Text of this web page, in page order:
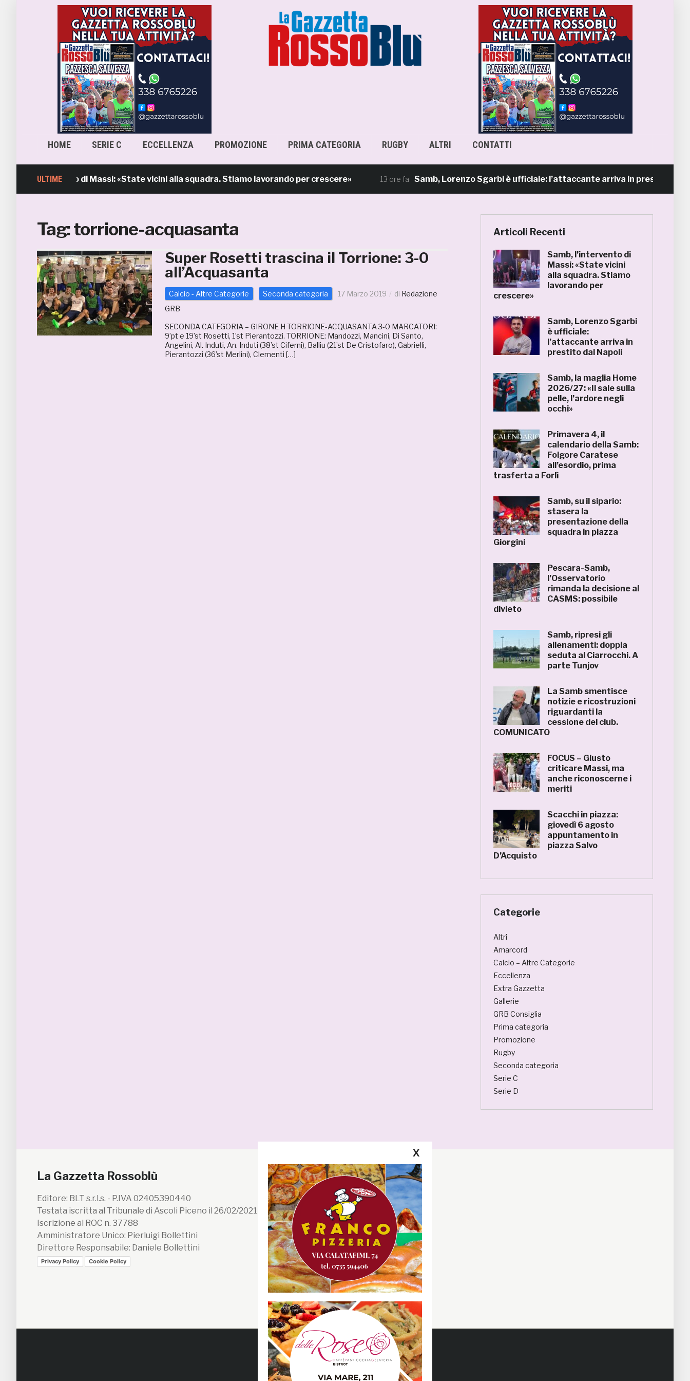
HOME SERIE C ECCELLENZA PROMOZIONE PRIMA CATEGORIA RUGBY ALTRI CONTATTI
ULTIME
l’intervento di Massi: «State vicini alla squadra. Stiamo lavorando per crescere» 13 ore fa Samb, Lorenzo Sgarbi è ufficiale: l’attaccante arriva in prestito dal
Tag:torrione-acquasanta
Super Rosetti trascina il Torrione: 3-0
all’Acquasanta
Calcio - Altre Categorie Seconda categoria 17 Marzo 2019 di Redazione
GRB
SECONDA CATEGORIA – GIRONE H TORRIONE-ACQUASANTA 3-0 MARCATORI:
9’pt e 19’st Rosetti, 1’st Pierantozzi. TORRIONE: Mandozzi, Mancini, Di Santo,
Angelini, Al. Induti, An. Induti (38’st Ciferni), Balliu (21’st De Cristofaro), Gabrielli,
Pierantozzi (36’st Merlini), Clementi […]
Articoli Recenti
Samb, l’intervento di
Massi: «State vicini
alla squadra. Stiamo
lavorando per
crescere»
Samb, Lorenzo Sgarbi
è ufficiale:
l’attaccante arriva in
prestito dal Napoli
Samb, la maglia Home
2026/27: «Il sale sulla
pelle, l’ardore negli
occhi»
Primavera 4, il
calendario della Samb:
Folgore Caratese
all’esordio, prima
trasferta a Forlì
Samb, su il sipario:
stasera la
presentazione della
squadra in piazza
Giorgini
Pescara-Samb,
l’Osservatorio
rimanda la decisione al
CASMS: possibile
divieto
Samb, ripresi gli
allenamenti: doppia
seduta al Ciarrocchi. A
parte Tunjov
La Samb smentisce
notizie e ricostruzioni
riguardanti la
cessione del club.
COMUNICATO
FOCUS – Giusto
criticare Massi, ma
anche riconoscerne i
meriti
Scacchi in piazza:
giovedì 6 agosto
appuntamento in
piazza Salvo
D’Acquisto
Categorie
Altri
Amarcord
Calcio – Altre Categorie
Eccellenza
Extra Gazzetta
Gallerie
GRB Consiglia
Prima categoria
Promozione
Rugby
Seconda categoria
Serie C
Serie D
La Gazzetta Rossoblù
Editore: BLT s.r.l.s. - P.IVA 02405390440
Testata iscritta al Tribunale di Ascoli Piceno il 26/02/2021 n. 199/2021
Iscrizione al ROC n. 37788
Amministratore Unico: Pierluigi Bollettini
Direttore Responsabile: Daniele Bollettini
Privacy Policy Cookie Policy
Segui la GRB
Facebook
Instagram
Twitter
Youtube
Gazzetta RossoBlù
X